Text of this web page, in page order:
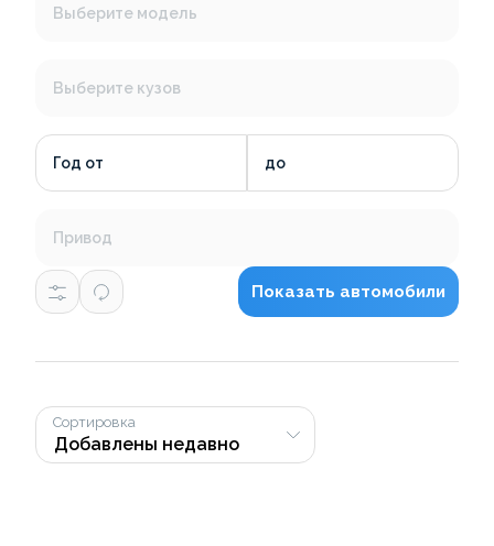
Выберите модель
Выберите кузов
Год от до
Привод
Показать автомобили
Сортировка